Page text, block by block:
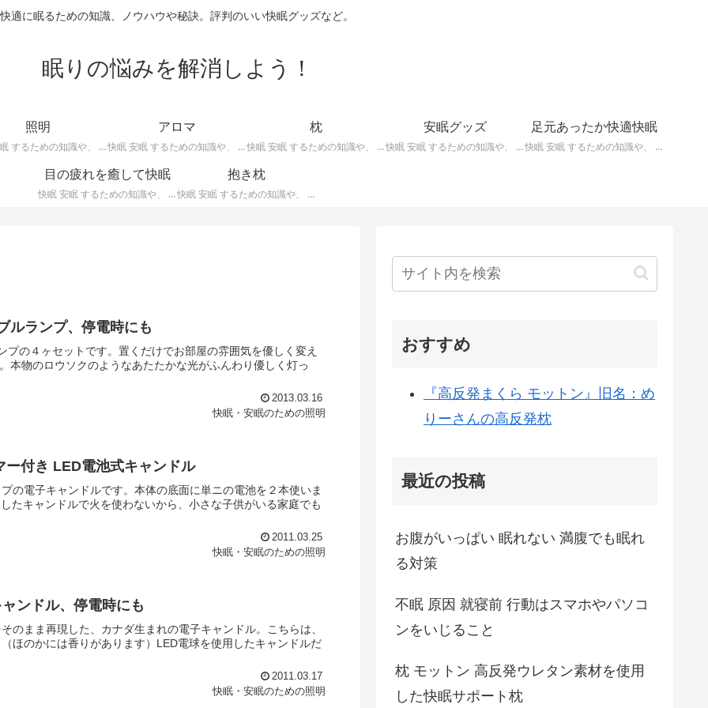
快適に眠るための知識、ノウハウや秘訣。評判のいい快眠グッズなど。
眠りの悩みを解消しよう！
照明
快眠 安眠 するための知識や、 枕 、 照明 、 アロマ など、おすすめの グッズ などを紹介。 快眠 安眠 のための 照明 フロアライト テーブルライト デスクライト スタンドライト など。
アロマ
快眠 安眠 するための知識や、 枕 、 照明 、 アロマ など、おすすめの グッズ などを紹介。 エッセンシャルオイル をはじめ、 アロマオイル を利用した アロマランプ 、 アロマディフューザー 、 アロマスプレー などの紹介です。
枕
快眠 安眠 するための知識や、 枕 、 照明 、 アロマ など、おすすめの グッズ などを紹介。 ぐっすり眠るために重要な枕選びのポイントや商品の紹介、 テンピュール 、 マニフレックス など。
安眠グッズ
快眠 安眠 するための知識や、 枕 、 照明 、 アロマ など、おすすめの グッズ などを紹介。 いろいろな 快眠 安眠 グッズ の紹介、足枕、うたた寝枕、目覚まし時計、入浴剤 など。
足元あったか快適快眠
快眠 安眠 するための知識や、 枕 、 照明 、 アロマ など、おすすめの グッズ などを紹介。 足元あったかで快適に眠るための 湯たんぽ あったか靴下 レッグウォーマー などの紹介です。
目の疲れを癒して快眠
快眠 安眠 するための知識や、 枕 、 照明 、 アロマ など、おすすめの グッズ などを紹介。 目の疲れを癒やす、 快眠、安眠 のための アイマスク アイピロー について。
抱き枕
快眠 安眠 するための知識や、 枕 、 照明 、 アロマ など、おすすめの グッズ などを紹介。 安心感を得る、リラックスして眠れるための 抱き枕 の紹介です。 妊婦さんや赤ちゃん、腰痛がある人におすすめ。
ルランプ、停電時にも
の４ヶセットです。置くだけでお部屋の雰囲気を優しく変え
本物のロウソクのようなあたたかな光がふんわり優しく灯っ
2013.03.16
快眠・安眠のための照明
付き LED電池式キャンドル
の電子キャンドルです。本体の底面に単ニの電池を２本使いま
たキャンドルで火を使わないから、小さな子供がいる家庭でも
2011.03.25
快眠・安眠のための照明
ンドル、停電時にも
のまま再現した、カナダ生まれの電子キャンドル。こちらは、
ほのかには香りがあります）LED電球を使用したキャンドルだ
2011.03.17
快眠・安眠のための照明
おすすめ
『高反発まくら モットン』旧名：め
りーさんの高反発枕
最近の投稿
お腹がいっぱい 眠れない 満腹でも眠れ
る対策
不眠 原因 就寝前 行動はスマホやパソコ
ンをいじること
枕 モットン 高反発ウレタン素材を使用
した快眠サポート枕